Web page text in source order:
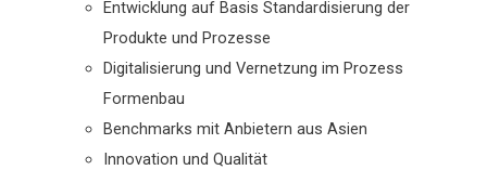
Entwicklung auf Basis Standardisierung der
Produkte und Prozesse
Digitalisierung und Vernetzung im Prozess
Formenbau
Benchmarks mit Anbietern aus Asien
Innovation und Qualität